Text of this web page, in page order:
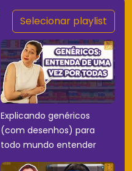
Selecionar playlist
Explicando genéricos
(com desenhos) para
todo mundo entender